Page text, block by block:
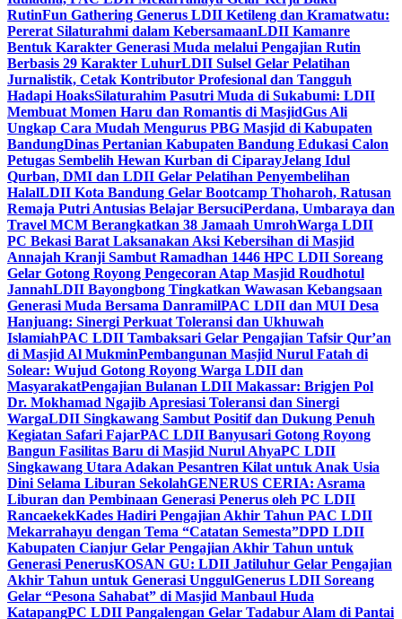
RutinFun Gathering Generus LDII Ketileng dan Kramatwatu:
Pererat Silaturahmi dalam KebersamaanLDII Kamanre
Bentuk Karakter Generasi Muda melalui Pengajian Rutin
Berbasis 29 Karakter LuhurLDII Sulsel Gelar Pelatihan
Jurnalistik, Cetak Kontributor Profesional dan Tangguh
Hadapi HoaksSilaturahim Pasutri Muda di Sukabumi: LDII
Membuat Momen Haru dan Romantis di MasjidGus Ali
Ungkap Cara Mudah Mengurus PBG Masjid di Kabupaten
BandungDinas Pertanian Kabupaten Bandung Edukasi Calon
Petugas Sembelih Hewan Kurban di CiparayJelang Idul
Qurban, DMI dan LDII Gelar Pelatihan Penyembelihan
HalalLDII Kota Bandung Gelar Bootcamp Thoharoh, Ratusan
Remaja Putri Antusias Belajar BersuciPerdana, Umbaraya dan
Travel MCM Berangkatkan 38 Jamaah UmrohWarga LDII
PC Bekasi Barat Laksanakan Aksi Kebersihan di Masjid
Annajah Kranji Sambut Ramadhan 1446 HPC LDII Soreang
Gelar Gotong Royong Pengecoran Atap Masjid Roudhotul
JannahLDII Bayongbong Tingkatkan Wawasan Kebangsaan
Generasi Muda Bersama DanramilPAC LDII dan MUI Desa
Hanjuang: Sinergi Perkuat Toleransi dan Ukhuwah
IslamiahPAC LDII Tambaksari Gelar Pengajian Tafsir Qur’an
di Masjid Al MukminPembangunan Masjid Nurul Fatah di
Solear: Wujud Gotong Royong Warga LDII dan
MasyarakatPengajian Bulanan LDII Makassar: Brigjen Pol
Dr. Mokhamad Ngajib Apresiasi Toleransi dan Sinergi
WargaLDII Singkawang Sambut Positif dan Dukung Penuh
Kegiatan Safari FajarPAC LDII Banyusari Gotong Royong
Bangun Fasilitas Baru di Masjid Nurul AhyaPC LDII
Singkawang Utara Adakan Pesantren Kilat untuk Anak Usia
Dini Selama Liburan SekolahGENERUS CERIA: Asrama
Liburan dan Pembinaan Generasi Penerus oleh PC LDII
RancaekekKades Hadiri Pengajian Akhir Tahun PAC LDII
Mekarrahayu dengan Tema “Catatan Semesta”DPD LDII
Kabupaten Cianjur Gelar Pengajian Akhir Tahun untuk
Generasi PenerusKOSAN GU: LDII Jatiluhur Gelar Pengajian
Akhir Tahun untuk Generasi UnggulGenerus LDII Soreang
Gelar “Pesona Sahabat” di Masjid Manbaul Huda
KatapangPC LDII Pangalengan Gelar Tadabur Alam di Pantai